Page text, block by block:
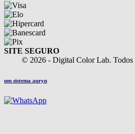
SITE SEGURO
© 2026 - Digital Color Lab. Todos
um sistema auryn